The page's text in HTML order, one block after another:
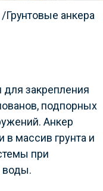
/Грунтовые анкера
для закрепления
подпорных
Анкер
в массив грунта и
при
воды.